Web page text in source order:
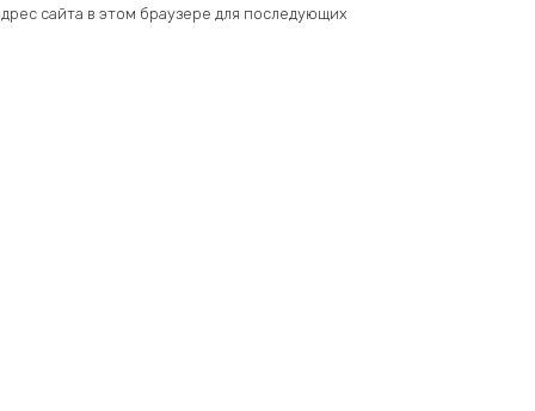
сайта в этом браузере для последующих